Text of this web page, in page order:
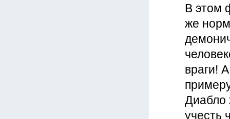
В этом
же
враги!
Диабло
учесть